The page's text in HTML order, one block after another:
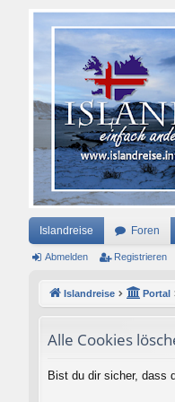
Islandreise Foren
Abmelden Registrieren
Islandreise Portal
Alle Cookies
Bist du dir sicher, dass